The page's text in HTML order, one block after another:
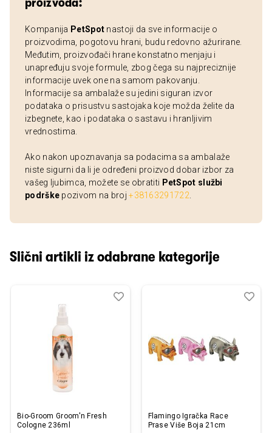
Kompanija PetSpot nastoji da sve informacije o
proizvodima, pogotovu hrani, budu redovno ažurirane.
Međutim, proizvođači hrane konstatno menjaju i
unapređuju svoje formule, zbog čega su najpreciznije
informacije uvek one na samom pakovanju.
Informacije sa ambalaže su jedini siguran izvor
podataka o prisustvu sastojaka koje možda želite da
izbegnete, kao i podataka o sastavu i hranljivim
vrednostima.
Ako nakon upoznavanja sa podacima sa ambalaže
niste sigurni da li je određeni proizvod dobar izbor za
vašeg ljubimca, možete se obratiti PetSpot službi
podrške pozivom na broj+38163291722
Slični artikli iz odabrane kategorije
Bio-Groom Groom'n Fresh
Cologne 236ml
Dodaj
Uporedi
Flamingo Igračka Race
Prase Više Boja 21cm